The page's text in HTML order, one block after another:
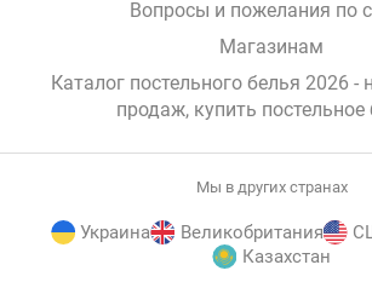
Вопросы и пожелания по
Магазинам
Каталог постельного белья 2026 -
продаж, купить постельное
Мы в других странах
Украина Великобритания
Казахстан